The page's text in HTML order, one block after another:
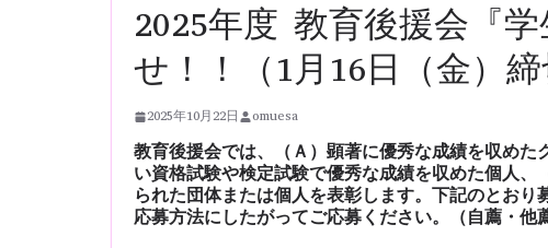
2025年度 教育後援会『
せ！！（1月16日（金）締
2025年10月22日 omuesa
教育後援会では、（Ａ）顕著に優秀な成績を収め
い資格試験や検定試験で優秀な成績を収めた個人
られた団体または個人を表彰します。下記のとお
応募方法にしたがってご応募ください。（自薦・他